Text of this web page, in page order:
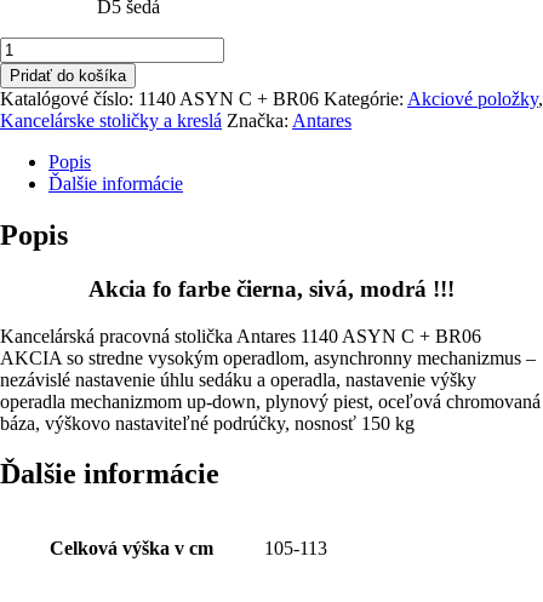
D5 šedá
množstvo
Kancelárska
stolička
Antares
1140
ASYN
BR06
AKCIA
Pridať do košíka
Katalógové číslo: 1140 ASYN C + BR06 Kategórie: Akciové položky,
Kancelárske stoličky a kreslá Značka: Antares
Popis
Ďalšie informácie
Popis
Akcia fo farbe čierna, sivá, modrá !!!
Kancelárská pracovná stolička Antares 1140 ASYN C + BR06
AKCIA so stredne vysokým operadlom, asynchronny mechanizmus –
nezávislé nastavenie úhlu sedáku a operadla, nastavenie výšky
operadla mechanizmom up-down, plynový piest, oceľová chromovaná
báza, výškovo nastaviteľné podrúčky, nosnosť 150 kg
Ďalšie informácie
Celková výška v cm 105-113